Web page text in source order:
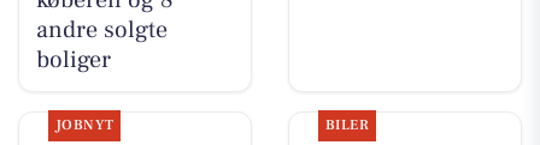
andre solgte
boliger
JOBNYT BILER